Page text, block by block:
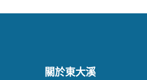
關於東大溪